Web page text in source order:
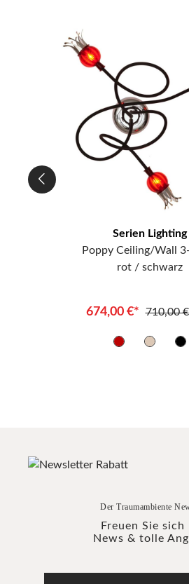
Serien Lighting
Poppy Ceiling/Wall
rot / schwarz
674,00 €* 710,00 €
Der Traumambiente
Freuen Sie sich
News & tolle